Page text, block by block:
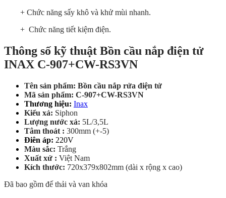
+ Chức năng sấy khô và khử mùi nhanh.
+ Chức năng tiết kiệm điện.
Thông số kỹ thuật Bồn cầu nắp điện tử
INAX C-907+CW-RS3VN
Tên sản phẩm: Bồn cầu nắp rửa điện tử
Mã sản phẩm: C-907+CW-RS3VN
Thương hiệu: Inax
Kiểu xả: Siphon
Lượng nước xả: 5L/3,5L
Tâm thoát : 300mm (+-5)
Điên áp: 220V
Màu sắc: Trắng
Xuất xứ : Việt Nam
Kích thước: 720x379x802mm (dài x rộng x cao)
Đã bao gồm đế thải và van khóa